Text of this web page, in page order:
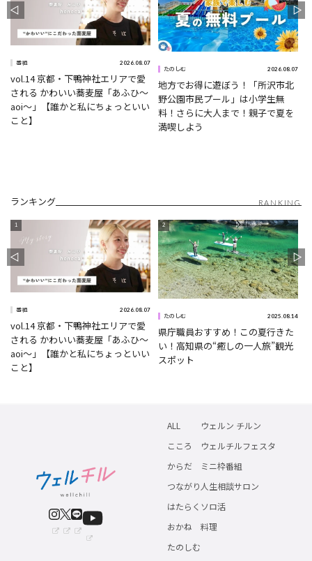
番組 2026.08.07
vol.14 京都・下鴨神社エリアで愛
される かわいい蕎麦屋「あふひ〜
aoi〜」【誰かと私にちょっといい
こと】
たのしむ 2026.08.07
地方でお得に遊ぼう！「所沢市北
野公園市民プール」は小学生無
料！さらに大人まで！親子で夏を
満喫しよう
ランキング RANKING
番組 2026.08.07
vol.14 京都・下鴨神社エリアで愛
される かわいい蕎麦屋「あふひ〜
aoi〜」【誰かと私にちょっといい
こと】
たのしむ 2025.08.14
県庁職員おすすめ！この夏行きた
い！高知県の“癒しの一人旅”観光
スポット
ALL
こころ
からだ
つながり
はたらく
おかね
たのしむ
ウェルン チルン
ウェルチルフェスタ
ミニ枠番組
人生相談サロン
ソロ活
料理